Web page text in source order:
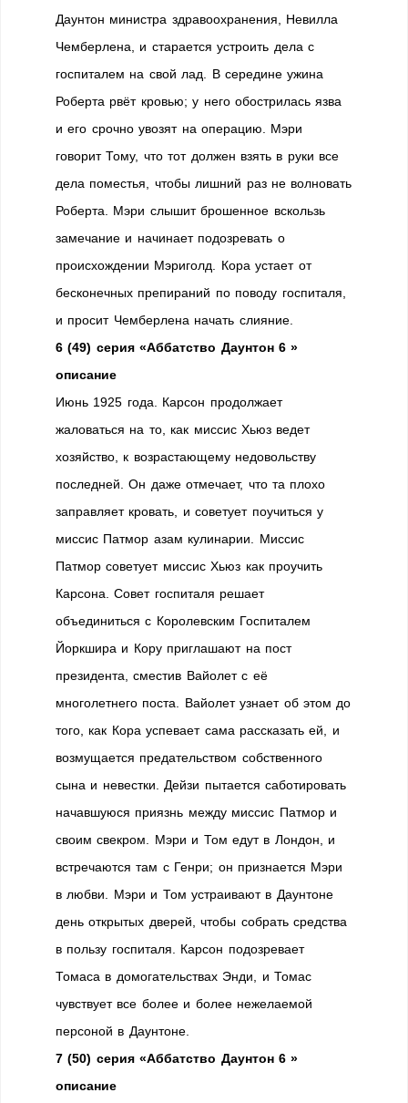
Даунтон министра здравоохранения, Невилла
Чемберлена, и старается устроить дела с
госпиталем на свой лад. В середине ужина
Роберта рвёт кровью; у него обострилась язва
и его срочно увозят на операцию. Мэри
говорит Тому, что тот должен взять в руки все
дела поместья, чтобы лишний раз не волновать
Роберта. Мэри слышит брошенное вскользь
замечание и начинает подозревать o
происхождении Мэриголд. Кора устает от
бесконечных препираний по поводу госпиталя,
и просит Чемберлена начать слияние.
6 (49) серия «Аббатство Даунтон 6 »
описание
Июнь 1925 года. Карсон продолжает
жаловаться на то, как миссис Хьюз ведет
хозяйство, к возрастающему недовольству
последней. Он даже отмечает, что та плохо
заправляет кровать, и советует поучиться у
миссис Патмор азам кулинарии. Миссис
Патмор советует миссис Хьюз как проучить
Карсона. Совет госпиталя решает
объединиться с Королевским Госпиталем
Йоркшира и Кору приглашают на пост
президента, сместив Вайолет с её
многолетнего поста. Вайолет узнает об этом до
того, как Кора успевает сама рассказать ей, и
возмущается предательством собственного
сына и невестки. Дейзи пытается саботировать
начавшуюся приязнь между миссис Патмор и
своим свекром. Мэри и Том едут в Лондон, и
встречаются там с Генри; он признается Мэри
в любви. Мэри и Том устраивают в Даунтоне
день открытых дверей, чтобы собрать средства
в пользу госпиталя. Карсон подозревает
Томаса в домогательствах Энди, и Томас
чувствует все более и более нежелаемой
персоной в Даунтоне.
7 (50) серия «Аббатство Даунтон 6 »
описание